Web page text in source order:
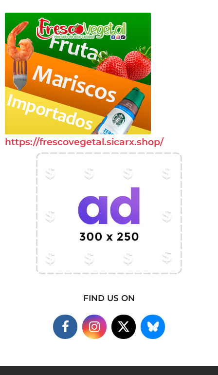
https://frescovegetal.sicarx.shop/
FIND US ON